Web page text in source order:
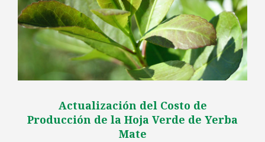
Actualización del Costo de
Producción de la Hoja Verde de Yerba
Mate